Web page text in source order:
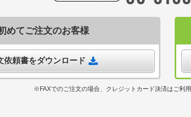
めてご注文のお客様
依頼書をダウンロード
※FAXでのご注文の場合、クレジットカード決済はご利